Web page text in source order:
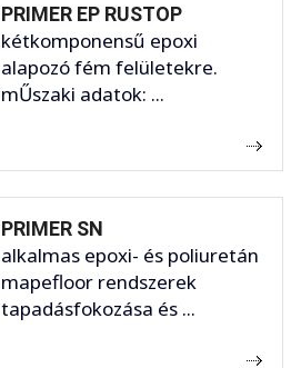
PRIMER EP RUSTOP
kétkomponensű epoxi
alapozó fém felületekre.
mŰszaki adatok: ...
PRIMER SN
alkalmas epoxi- és poliuretán
mapefloor rendszerek
tapadásfokozása és ...